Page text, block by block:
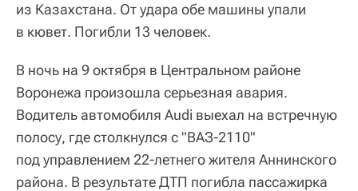
из Казахстана. От удара обе машины упали
в кювет. Погибли 13 человек.
В ночь на 9 октября в Центральном районе
Воронежа произошла серьезная авария.
Водитель автомобиля Audi выехал на встречную
полосу, где столкнулся с "ВАЗ-2110"
под управлением 22-летнего жителя Аннинского
района. В результате ДТП погибла пассажирка